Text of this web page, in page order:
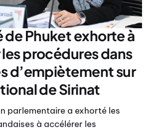
de Phuket exhorte à
procédures dans
d’empiètement sur
de Sirinat
parlementaire a exhorté les
à accélérer les